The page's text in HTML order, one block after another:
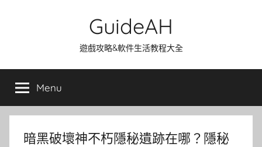
GuideAH
遊戲攻略&軟件生活教程大全
Menu
暗黑破壞神不朽隱秘遺跡在哪？隱秘